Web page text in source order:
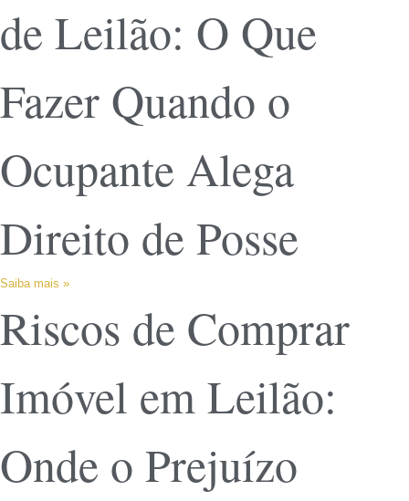
de Leilão: O Que
Fazer Quando o
Ocupante Alega
Direito de Posse
Saiba mais »
Riscos de Comprar
Imóvel em Leilão:
Onde o Prejuízo